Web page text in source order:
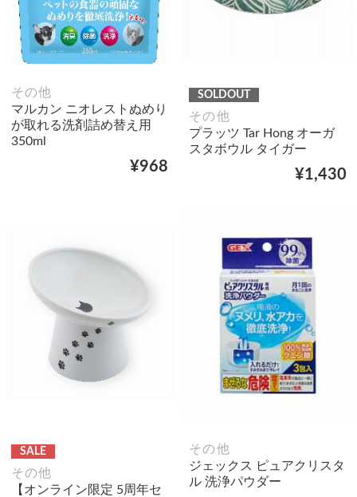
その他
マルカン ニオレストぬめり
が取れる洗剤詰め替え用
350ml
¥968
SOLDOUT
その他
プラッツ Tar Hong オーガ
スタボウル タイガー
¥1,430
SALE
その他
【オンライン限定 5周年セ
その他
ジェックス ピュアクリスタ
ル 洗浄パウダー